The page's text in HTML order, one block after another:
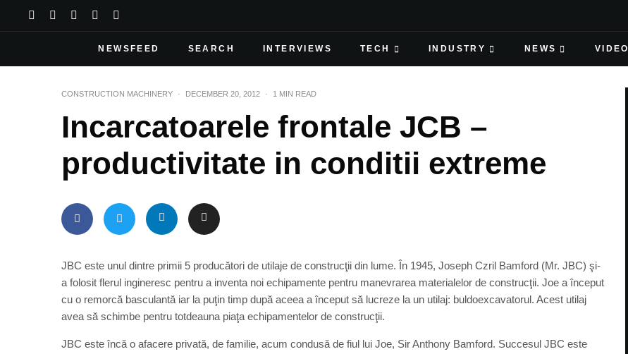
NEWSFEED SEARCH INTERVIEWS TECH INDUSTRY NEWS VIDEO
CONSTRUCTION MACHINERY · DECEMBER 20, 2012 · 1 MIN READ
Incarcatoarele frontale JCB –
productivitate in conditii extreme
JBC este unul dintre primii 5 producători de utilaje de construcţii din lume. În 1945, Joseph Czril Bamford (Mr. JBC) şi-
a folosit flerul ingineresc pentru a inventa noi echipamente pentru manevrarea materialelor de construcţii. Joe a început
cu o remorcă basculantă iar la puţin timp după aceea a început să lucreze la un utilaj: buldoexcavatorul. Acest utilaj
avea să schimbe pentru totdeauna piaţa echipamentelor de construcţii.
JBC este încă o afacere privată, de familie, acum condusă de fiul lui Joe, Sir Anthony Bamford. Succesul JBC este